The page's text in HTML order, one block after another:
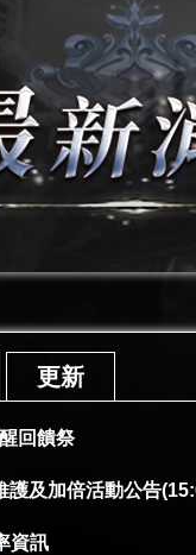
更新
回饋祭
護及加倍活動公告
資訊